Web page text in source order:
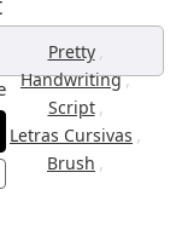
Pretty ,
Handwriting,
Script ,
Letras Cursivas ,
Brush ,